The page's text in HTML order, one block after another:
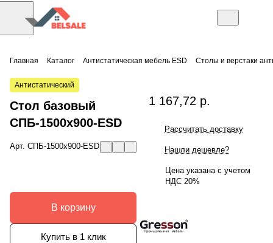
Главная Каталог Антистатическая мебель ESD Столы и верстаки
Антистатический
Стол базовый
СПБ-1500х900-ESD
Арт. СПБ-1500х900-ESD
В корзину
Купить в 1 клик
1 167,72 р.
Рассчитать доставку
Нашли дешевле?
Цена указана с учетом
НДС 20%